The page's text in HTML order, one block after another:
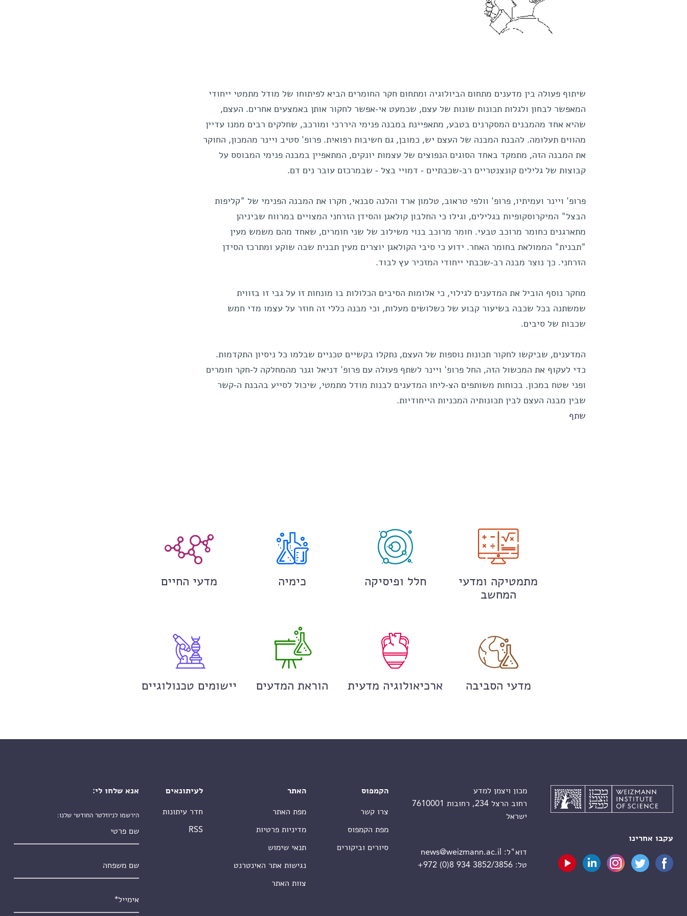
שיתוף פעולה בין מדענים מתחום הביולוגיה ומתחום חקר החומרים הביא לפיתוחו של מודל מתמטי ייחודי
המאפשר לבחון ולגלות תכונות שונות של עצם, שכמעט אי-אפשר לחקור אותן באמצעים אחרים. העצם,
שהיא אחד מהמבנים המסקרנים בטבע, מתאפיינת במבנה פנימי היררכי ומורכב, שחלקים רבים ממנו עדיין
מהווים תעלומה. להבנת המבנה של העצם יש, כמובן, גם חשיבות רפואית. פרופ' סטיב ויינר מהמכון, החוקר
את המבנה הזה, מתמקד באחד הסוגים הנפוצים של עצמות יונקים, המתאפיין במבנה פנימי המבוסס על
קבוצות של גלילים קונצנטריים רב-שכבתיים - דמויי בצל - שבמרכזם עובר נים דם.
פרופ' ויינר ועמיתיו, פרופ' וולפי טראוב, טלמון ארד והלנה סבנאי, חקרו את המבנה הפנימי של "קליפות
הבצל" המיקרוסקופיות בגלילים, וגילו כי החלבון קולאגן והסידן הזרחני המצויים במרווח שביניהן
מתארגנים כחומר מרוכב טבעי. חומר מרוכב בנוי משילוב של שני חומרים, שאחד מהם משמש מעין
"תבנית" הממולאת בחומר האחר. ידוע כי סיבי הקולאגן יוצרים מעין תבנית שבה שוקע ומתרכז הסידן
הזרחני. כך נוצר מבנה רב-שכבתי ייחודי המזכיר עץ לבוד.
מחקר נוסף הוביל את המדענים לגילוי, כי אלומות הסיבים הכלולות בו מונחות זו על גבי זו בזווית
שמשתנה בכל שכבה בשיעור קבוע של כשלושים מעלות, וכי מבנה כללי זה חוזר על עצמו מדי חמש
שכבות של סיבים.
המדענים, שביקשו לחקור תכונות נוספות של העצם, נתקלו בקשיים טכניים שבלמו כל ניסיון התקדמות.
כדי לעקוף את המכשול הזה, החל פרופ' ויינר לשתף פעולה עם פרופ' דניאל וגנר מהמחלקה ל-חקר חומרים
ופני שטח במכון. בכוחות משותפים הצ-ליחו המדענים לבנות מודל מתמטי, שיכול לסייע בהבנת ה-קשר
שבין מבנה העצם לבין תכונותיה המכניות הייחודיות.
שתף
מתמטיקה ומדעי
המחשב
חלל ופיסיקה כימיה מדעי החיים
מדעי הסביבה ארכיאולוגיה מדעית הוראת המדעים יישומים טכנולוגיים
עקבו אחרינו
מכון ויצמן למדע
רחוב הרצל 234, רחובות 7610001
ישראל
דוא"ל:
news@weizmann.ac.il
טל:+972 (0)8 934 3852/3856
הקמפוס
צרו קשר
מפת הקמפוס
סיורים וביקורים
האתר
מפת האתר
מדיניות פרטיות
תנאי שימוש
נגישות אתר האינטרנט
צוות האתר
לעיתונאים
חדר עיתונות
RSS
אנא שלחו לי:
הירשמו לניוזלטר החודשי שלנו: